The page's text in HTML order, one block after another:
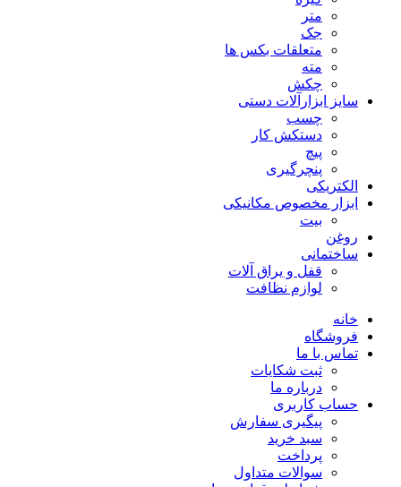
متر
جک
متعلقات بکس ها
مته
چکش
سایز ابزارآلات دستی
چسب
دستکش کار
پیچ
پنچرگیری
الکتریکی
ابزار مخصوص مکانیکی
بیت
روغن
ساختمانی
قفل و یراق آلات
لوازم نظافت
خانه
فروشگاه
تماس با ما
ثبت شکایات
درباره ما
حساب کاربری
پیگیری سفارش
سبد خرید
پرداخت
سوالات متداول